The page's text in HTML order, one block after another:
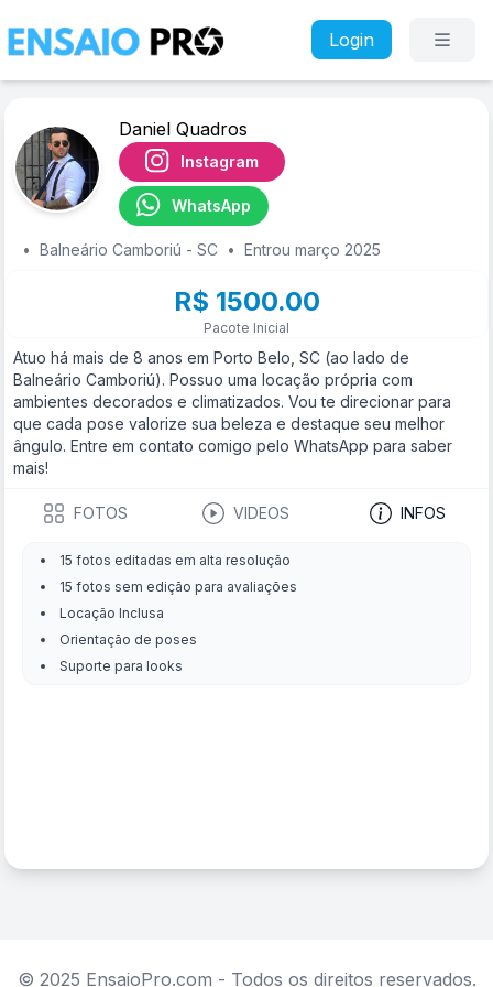
Login
Daniel Quadros
Instagram
WhatsApp
• Balneário Camboriú - SC • Entrou março 2025
R$ 1500.00
Pacote Inicial
Atuo há mais de 8 anos em Porto Belo, SC (ao lado de
Balneário Camboriú). Possuo uma locação própria com
ambientes decorados e climatizados. Vou te direcionar para
que cada pose valorize sua beleza e destaque seu melhor
ângulo. Entre em contato comigo pelo WhatsApp para saber
mais!
FOTOS VIDEOS INFOS
15 fotos editadas em alta resolução
15 fotos sem edição para avaliações
Locação Inclusa
Orientação de poses
Suporte para looks
© 2025 EnsaioPro.com - Todos os direitos reservados.